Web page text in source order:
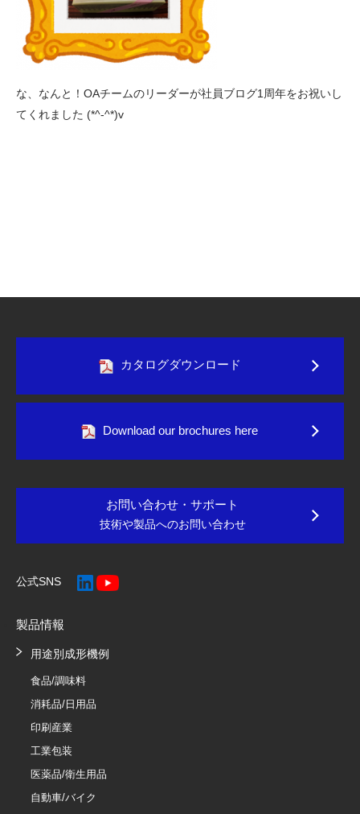
な、なんと！OAチームのリーダーが社員ブログ1周年をお祝いし
てくれました (*^-^*)v
製品情報
用途別成形機例
食品/調味料
消耗品/日用品
印刷産業
工業包装
医薬品/衛生用品
自動車/バイク
カタログダウンロード
Download our brochures here
お問い合わせ・サポート
技術や製品へのお問い合わせ
公式SNS